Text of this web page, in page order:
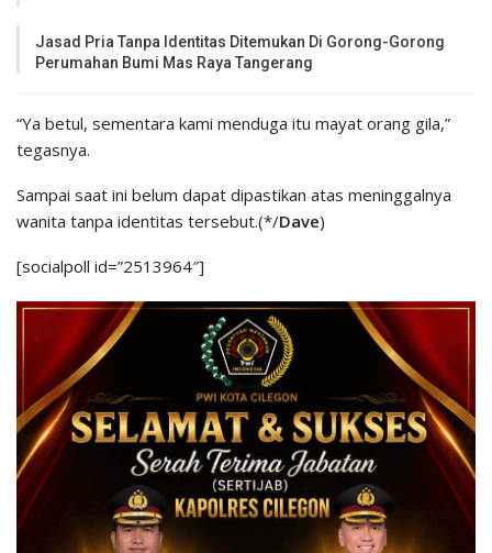
Jasad Pria Tanpa Identitas Ditemukan Di Gorong-Gorong
Perumahan Bumi Mas Raya Tangerang
“Ya betul, sementara kami menduga itu mayat orang gila,”
tegasnya.
Sampai saat ini belum dapat dipastikan atas meninggalnya
wanita tanpa identitas tersebut.(*/Dave)
[socialpoll id=”2513964″]